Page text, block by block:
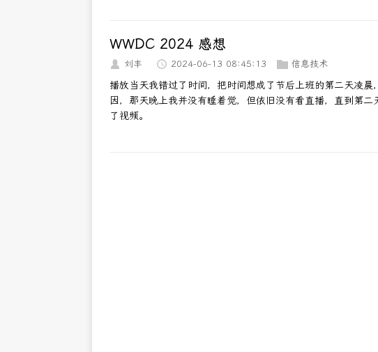
WWDC 2024 感想
刘丰 2024-06-13 08:45:13 信息技术
播放当天我错过了时间，把时间想成了节后上班的第二天凌
因，那天晚上我并没有睡着觉，但依旧没有看直播，直到第
了视频。